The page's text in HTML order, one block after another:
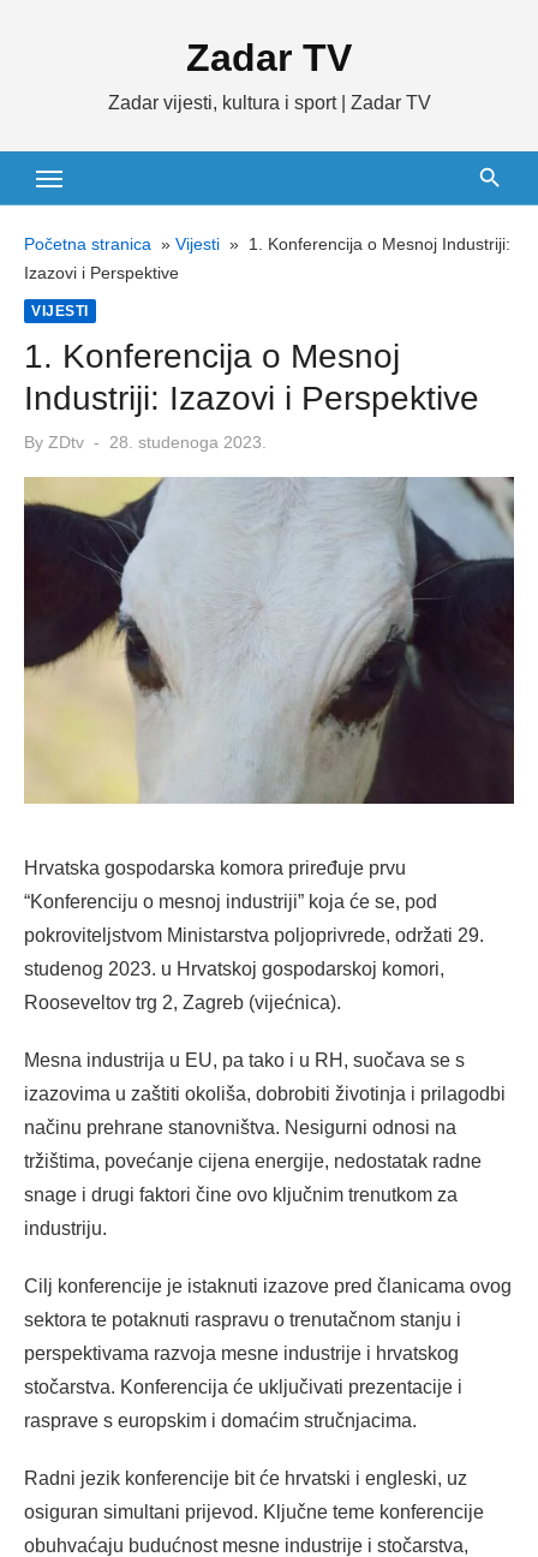
Zadar TV
Zadar vijesti, kultura i sport | Zadar TV
Početna stranica » Vijesti » 1. Konferencija o Mesnoj Industriji:
Izazovi i Perspektive
VIJESTI
1. Konferencija o Mesnoj
Industriji: Izazovi i Perspektive
By ZDtv
Posted
28. studenoga 2023.
Hrvatska gospodarska komora priređuje prvu
“Konferenciju o mesnoj industriji” koja će se, pod
pokroviteljstvom Ministarstva poljoprivrede, održati 29.
studenog 2023. u Hrvatskoj gospodarskoj komori,
Rooseveltov trg 2, Zagreb (vijećnica).
Mesna industrija u EU, pa tako i u RH, suočava se s
izazovima u zaštiti okoliša, dobrobiti životinja i prilagodbi
načinu prehrane stanovništva. Nesigurni odnosi na
tržištima, povećanje cijena energije, nedostatak radne
snage i drugi faktori čine ovo ključnim trenutkom za
industriju.
Cilj konferencije je istaknuti izazove pred članicama ovog
sektora te potaknuti raspravu o trenutačnom stanju i
perspektivama razvoja mesne industrije i hrvatskog
stočarstva. Konferencija će uključivati prezentacije i
rasprave s europskim i domaćim stručnjacima.
Radni jezik konferencije bit će hrvatski i engleski, uz
osiguran simultani prijevod. Ključne teme konferencije
obuhvaćaju budućnost mesne industrije i stočarstva,